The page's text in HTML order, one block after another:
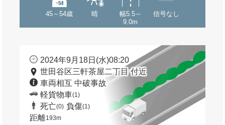
45～54歳 晴
幅5.5～
9.0m
信号なし
2024年9月18日(水)08:20
世田谷区三軒茶屋二丁目 付近
車両相互 中破事故
軽貨物車(1)
死亡(0) 負傷(1)
距離193m